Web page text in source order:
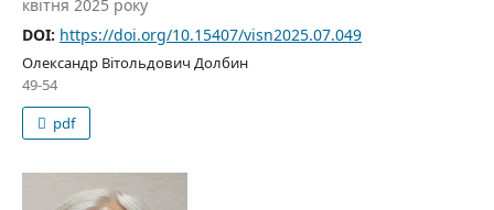
квітня 2025 року
DOI: https://doi.org/10.15407/visn2025.07.049
Олександр Вітольдович Долбин
49-54
pdf